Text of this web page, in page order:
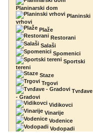
Planinarski dom
Planinski
vrhovi
Plaže
Restorani
Salaši
Spomenici
Sportski
tereni
Staze
Trgovi
Tvrđave
- Gradovi
Vidikovci
Vinarije
Vodenice
Vodopadi